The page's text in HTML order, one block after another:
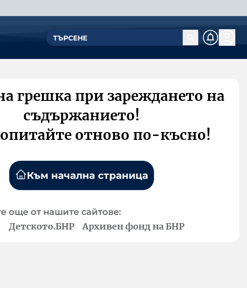
грешка при зареждането на
съдържанието!
отново по-късно!
Към начална страница
още от нашите сайтове:
Детското.БНР Архивен фонд на БНР